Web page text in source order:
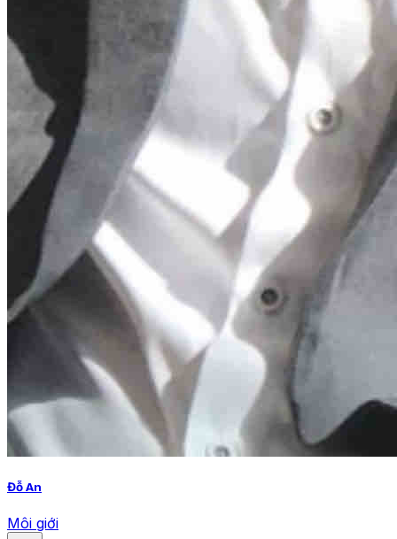
Đỗ An
Môi giới